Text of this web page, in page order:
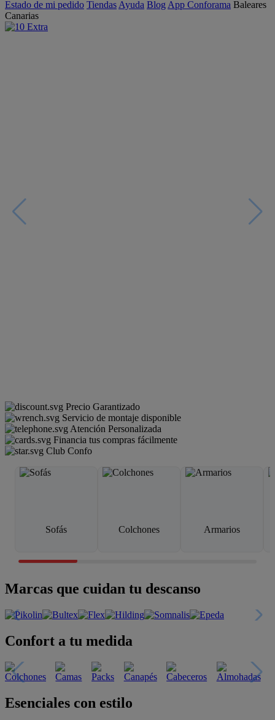
Estado de mi pedido Tiendas Ayuda Blog App Conforama Baleares
Canarias
Precio Garantizado
Servicio de montaje disponible
Atención Personalizada
Financia tus compras fácilmente
Club Confo
Sofás Colchones Armarios
Marcas que cuidan tu descanso
Confort a tu medida
Esenciales con estilo